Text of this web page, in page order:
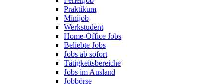
Praktikum
Minijob
Werkstudent
Home-Office Jobs
Beliebte Jobs
Jobs ab sofort
Tätigkeitsbereiche
Jobs im Ausland
Jobbörse